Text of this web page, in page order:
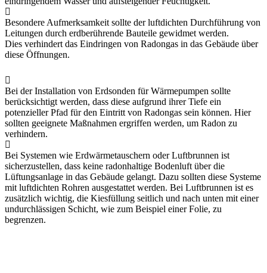
Besondere Aufmerksamkeit sollte der luftdichten Durchführung von
Leitungen durch erdberührende Bauteile gewidmet werden.
Dies verhindert das Eindringen von Radongas in das Gebäude über
diese Öffnungen.
Bei der Installation von Erdsonden für Wärmepumpen sollte
berücksichtigt werden, dass diese aufgrund ihrer Tiefe ein
potenzieller Pfad für den Eintritt von Radongas sein können. Hier
sollten geeignete Maßnahmen ergriffen werden, um Radon zu
verhindern.
Bei Systemen wie Erdwärmetauschern oder Luftbrunnen ist
sicherzustellen, dass keine radonhaltige Bodenluft über die
Lüftungsanlage in das Gebäude gelangt. Dazu sollten diese Systeme
mit luftdichten Rohren ausgestattet werden. Bei Luftbrunnen ist es
zusätzlich wichtig, die Kiesfüllung seitlich und nach unten mit einer
undurchlässigen Schicht, wie zum Beispiel einer Folie, zu
begrenzen.